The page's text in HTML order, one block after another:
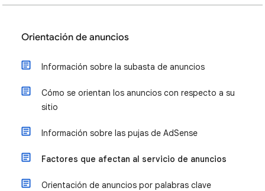
Orientación de anuncios
Información sobre la subasta de anuncios
Cómo se orientan los anuncios con respecto a su
sitio
Información sobre las pujas de AdSense
Factores que afectan al servicio de anuncios
Orientación de anuncios por palabras clave